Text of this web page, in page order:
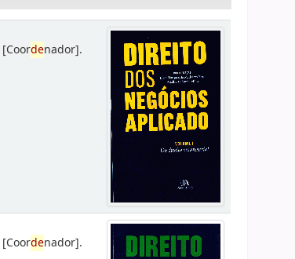
[Coordenador].
[Coordenador].